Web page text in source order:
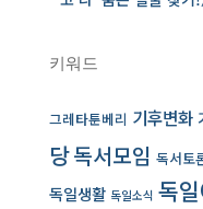
키워드
그레타툰베리 기후변화
당독서모임 독서토
독일생활 독일소식 독